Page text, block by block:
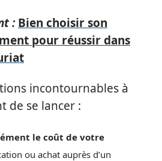
: Bien choisir son
pour réussir dans
incontournables à
de se lancer :
le coût de votre
ou achat auprès d’un